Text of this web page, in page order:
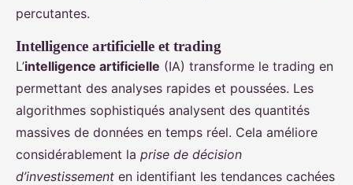
percutantes.
Intelligence artificielle et trading
L’intelligence artificielle (IA) transforme le trading en
permettant des analyses rapides et poussées. Les
algorithmes sophistiqués analysent des quantités
massives de données en temps réel. Cela améliore
considérablement la prise de décision
d’investissement en identifiant les tendances cachées